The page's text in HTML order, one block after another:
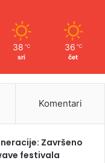
38 ℃
sri
36 ℃
čet
Komentari
Završeno
festivala